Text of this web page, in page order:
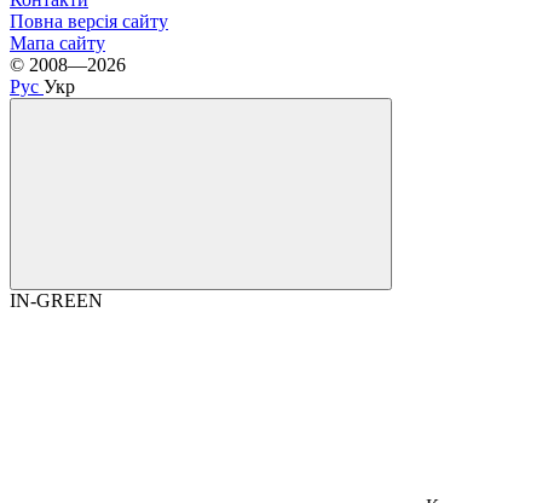
Повна версія сайту
Мапа сайту
© 2008—2026
Рус Укр
IN-GREEN